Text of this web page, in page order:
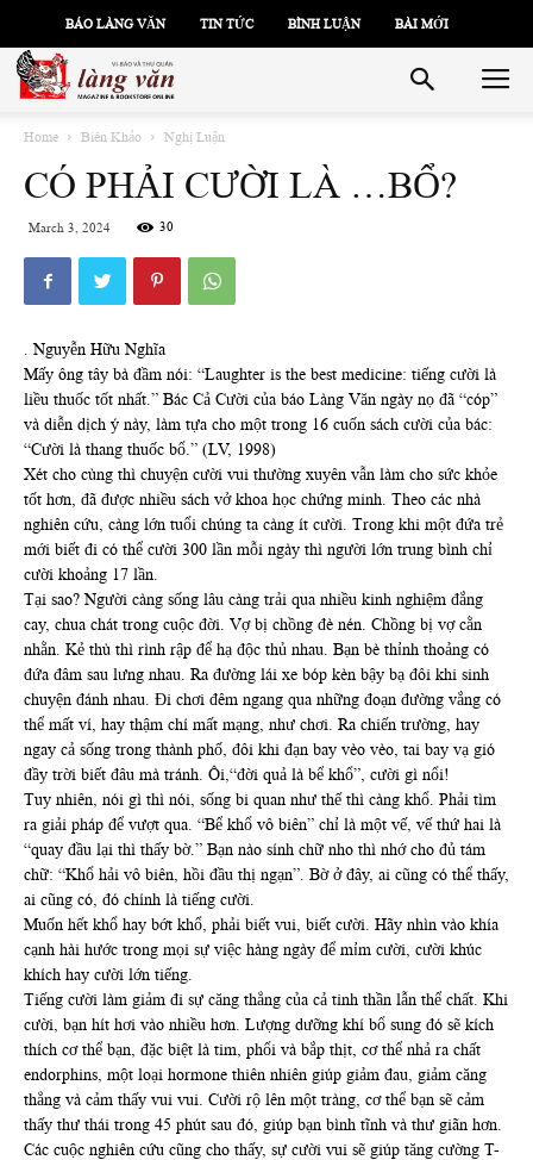
BÁO LÀNG VĂN TIN TỨC BÌNH LUẬN BÀI MỚI
Home Biên Khảo Nghị Luận
CÓ PHẢI CƯỜI LÀ …BỔ?
March 3, 2024 30
. Nguyễn Hữu Nghĩa
Mấy ông tây bà đầm nói: “Laughter is the best medicine: tiếng cười là
liều thuốc tốt nhất.” Bác Cả Cười của báo Làng Văn ngày nọ đã “cóp”
và diễn dịch ý này, làm tựa cho một trong 16 cuốn sách cười của bác:
“Cười là thang thuốc bổ.” (LV, 1998)
Xét cho cùng thì chuyện cười vui thường xuyên vẫn làm cho sức khỏe
tốt hơn, đã được nhiều sách vở khoa học chứng minh. Theo các nhà
nghiên cứu, càng lớn tuổi chúng ta càng ít cười. Trong khi một đứa trẻ
mới biết đi có thể cười 300 lần mỗi ngày thì người lớn trung bình chỉ
cười khoảng 17 lần.
Tại sao? Người càng sống lâu càng trải qua nhiều kinh nghiệm đắng
cay, chua chát trong cuộc đời. Vợ bị chồng đè nén. Chồng bị vợ cằn
nhằn. Kẻ thù thì rình rập để hạ độc thủ nhau. Bạn bè thỉnh thoảng có
đứa đâm sau lưng nhau. Ra đường lái xe bóp kèn bậy bạ đôi khi sinh
chuyện đánh nhau. Đi chơi đêm ngang qua những đoạn đường vắng có
thể mất ví, hay thậm chí mất mạng, như chơi. Ra chiến trường, hay
ngay cả sống trong thành phố, đôi khi đạn bay vèo vèo, tai bay vạ gió
đầy trời biết đâu mà tránh. Ôi,“đời quả là bể khổ”, cười gì nổi!
Tuy nhiên, nói gì thì nói, sống bi quan như thế thì càng khổ. Phải tìm
ra giải pháp để vượt qua. “Bể khổ vô biên” chỉ là một vế, vế thứ hai là
“quay đầu lại thì thấy bờ.” Bạn nào sính chữ nho thì nhớ cho đủ tám
chữ: “Khổ hải vô biên, hồi đầu thị ngạn”. Bờ ở đây, ai cũng có thể thấy,
ai cũng có, đó chính là tiếng cười.
Muốn hết khổ hay bớt khổ, phải biết vui, biết cười. Hãy nhìn vào khía
cạnh hài hước trong mọi sự việc hàng ngày để mỉm cười, cười khúc
khích hay cười lớn tiếng.
Tiếng cười làm giảm đi sự căng thẳng của cả tinh thần lẫn thể chất. Khi
cười, bạn hít hơi vào nhiều hơn. Lượng dưỡng khí bổ sung đó sẽ kích
thích cơ thể bạn, đặc biệt là tim, phổi và bắp thịt, cơ thể nhả ra chất
endorphins, một loại hormone thiên nhiên giúp giảm đau, giảm căng
thẳng và cảm thấy vui vui. Cười rộ lên một tràng, cơ thể bạn sẽ cảm
thấy thư thái trong 45 phút sau đó, giúp bạn bình tĩnh và thư giãn hơn.
Các cuộc nghiên cứu cũng cho thấy, sự cười vui sẽ giúp tăng cường T-